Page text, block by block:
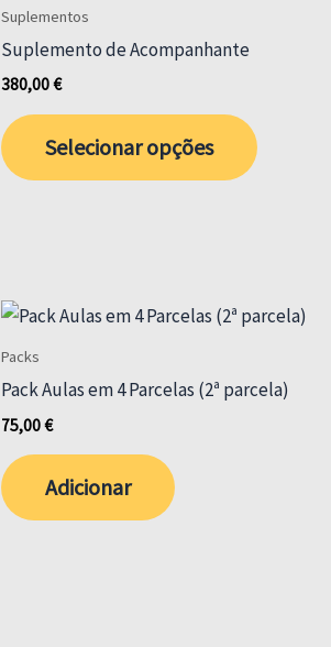
on
Suplementos
Suplemento de Acompanhante
380,00€
Selecionar opções
Packs
Pack Aulas em 4 Parcelas (2ª parcela)
75,00€
Adicionar